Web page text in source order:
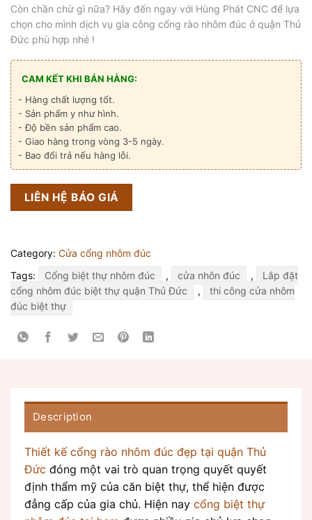
Còn chần chừ gì nữa? Hãy đến ngay với Hùng Phát CNC để lựa
chọn cho mình dịch vụ gia công cổng rào nhôm đúc ở quận Thủ
Đức phù hợp nhé !
CAM KẾT KHI BÁN HÀNG:
- Hàng chất lượng tốt.
- Sản phẩm y như hình.
- Độ bền sản phẩm cao.
- Giao hàng trong vòng 3-5 ngày.
- Bao đổi trả nếu hàng lỗi.
LIÊN HỆ BÁO GIÁ
Category: Cửa cổng nhôm đúc
Tags:
Cổng biệt thự nhôm đúc , cửa nhôn đúc ,
Lắp đặt
cổng nhôm đúc biệt thự quận Thủ Đức
,
thi công cửa nhôm
đúc biệt thự
Description
Thiết kế cổng rào nhôm đúc đẹp tại quận Thủ
Đức đóng một vai trò quan trọng quyết quyết
định thẩm mỹ của căn biệt thự, thể hiện được
đẳng cấp của gia chủ. Hiện nay cổng biệt thự